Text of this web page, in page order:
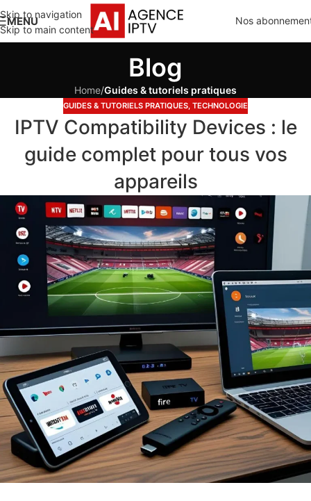
Skip to navigation
Skip to main content
MENU Nos
Blog
Home/Guides & tutoriels pratiques
GUIDES & TUTORIELS PRATIQUES, TECHNOLOGIE
IPTV Compatibility Devices : le
guide complet pour tous vos
appareils